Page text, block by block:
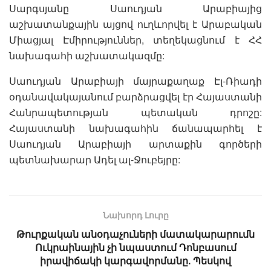
Սարգսյանը Սաուդյան Արաբիայից
աշխատանքային այցով ուղևորվել է Արաբական
Միացյալ Էմիրություններ, տեղեկացնում է ՀՀ
նախագահի աշխատակազմը:
Սաուդյան Արաբիայի մայրաքաղաք Էլ-Ռիադի
օդանավակայանում բարձրացվել էր Հայաստանի
Հանրապետության պետական դրոշը:
Հայաստանի նախագահին ճանապարհել է
Սաուդյան Արաբիայի արտաքին գործերի
պետնախարար Ադել ալ-Ջուբեյրը:
Նախորդ Լուրը
Թուրքական անօդաչուների մատակարարումն
Ուկրաինային չի նպաստում Դոնբասում
իրավիճակի կարգավորմանը. Պեսկով